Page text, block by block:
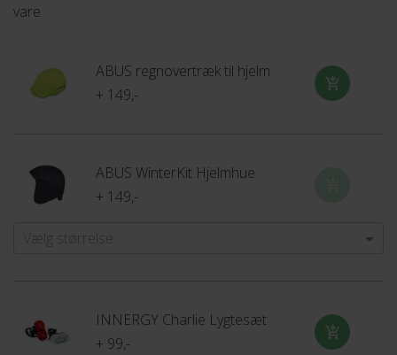
vare
ABUS regnovertræk til hjelm
+ 149,-
ABUS WinterKit Hjelmhue
+ 149,-
Vælg størrelse
INNERGY Charlie Lygtesæt
+ 99,-